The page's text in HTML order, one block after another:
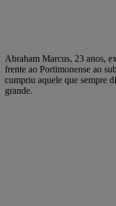
Abraham Marcus, 23 anos,
frente ao Portimonense ao
cumpriu aquele que sempre
grande.